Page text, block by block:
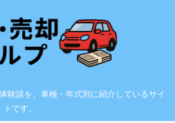
験談を、車種・年式別に紹介しているサイ
トです。